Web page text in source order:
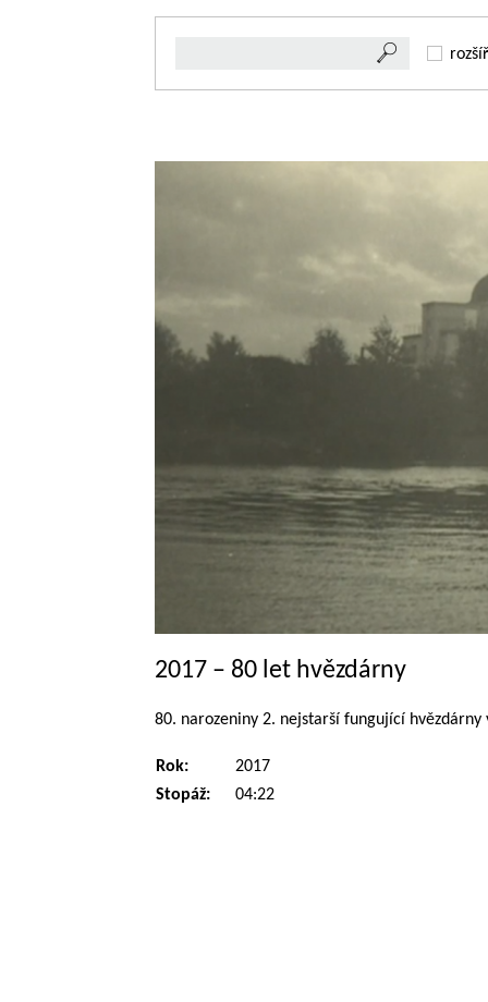
2017 – 80 let hvězdárny
80. narozeniny 2. nejstarší fungující
Rok:
2017
Stopáž:
04:22